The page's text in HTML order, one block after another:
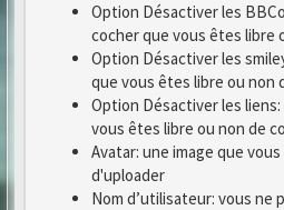
Option Désactiver les
cocher que vous êtes libre
Option Désactiver les
que vous êtes libre ou non
Option Désactiver les
vous êtes libre ou non de
Avatar: une image que
d'uploader
Nom d’utilisateur: vous ne